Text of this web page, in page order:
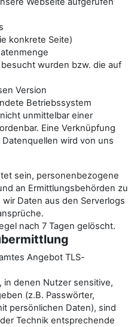
konkrete Seite)
wurden bzw. die auf
Version
Betriebssystem
unmittelbar einer
Eine Verknüpfung
wird von uns
sein, personenbezogene
an Ermittlungsbehörden zu
Daten aus den Serverlogs
nach 7 Tagen gelöscht.
Angebot TLS-
in denen Nutzer sensitive,
(z.B. Passwörter,
persönlichen Daten), sind
Technik entsprechende